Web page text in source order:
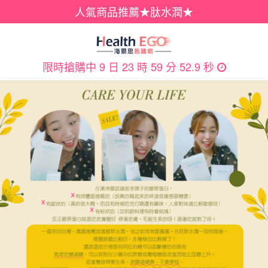
人氣商品推薦★肽水潤★
限時搶購中 9 日 23 時 59 分 52.9 秒